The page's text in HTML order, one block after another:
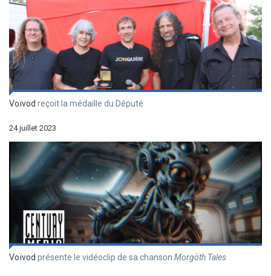
Voïvod reçoit la médaille du Député
24 juillet 2023
Voïvod présente le vidéoclip de sa chanson Morgöth Tales